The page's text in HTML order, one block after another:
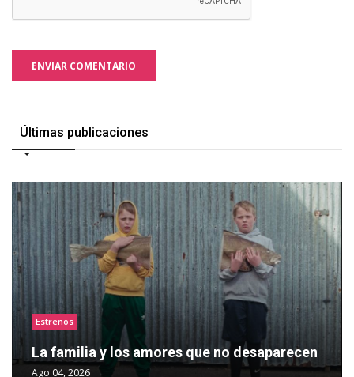
ENVIAR COMENTARIO
Últimas publicaciones
Estrenos
La familia y los amores que no desaparecen
Ago 04, 2026